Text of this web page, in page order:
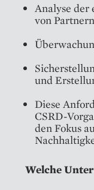
Analyse der
von
und
Diese
CSRD-
den Fokus
Welche